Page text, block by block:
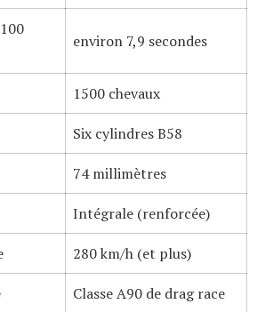
environ 7,9 secondes
1500 chevaux
Six cylindres B58
74 millimètres
Intégrale (renforcée)
280 km/h (et plus)
Classe A90 de drag race